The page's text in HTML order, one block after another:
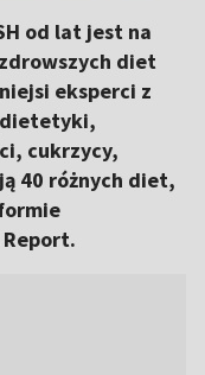
od lat jest na
diet
eksperci z
dietetyki,
cukrzycy,
40 różnych diet,